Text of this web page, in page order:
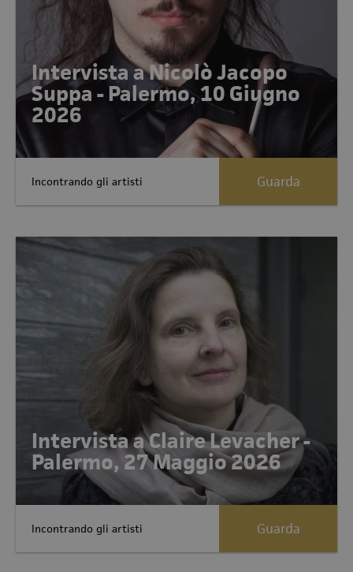
Intervista a Nicolò Jacopo
Suppa - Palermo, 10 Giugno
2026
Incontrando gli artisti Guarda
Intervista a Claire Levacher -
Palermo, 27 Maggio 2026
Incontrando gli artisti Guarda